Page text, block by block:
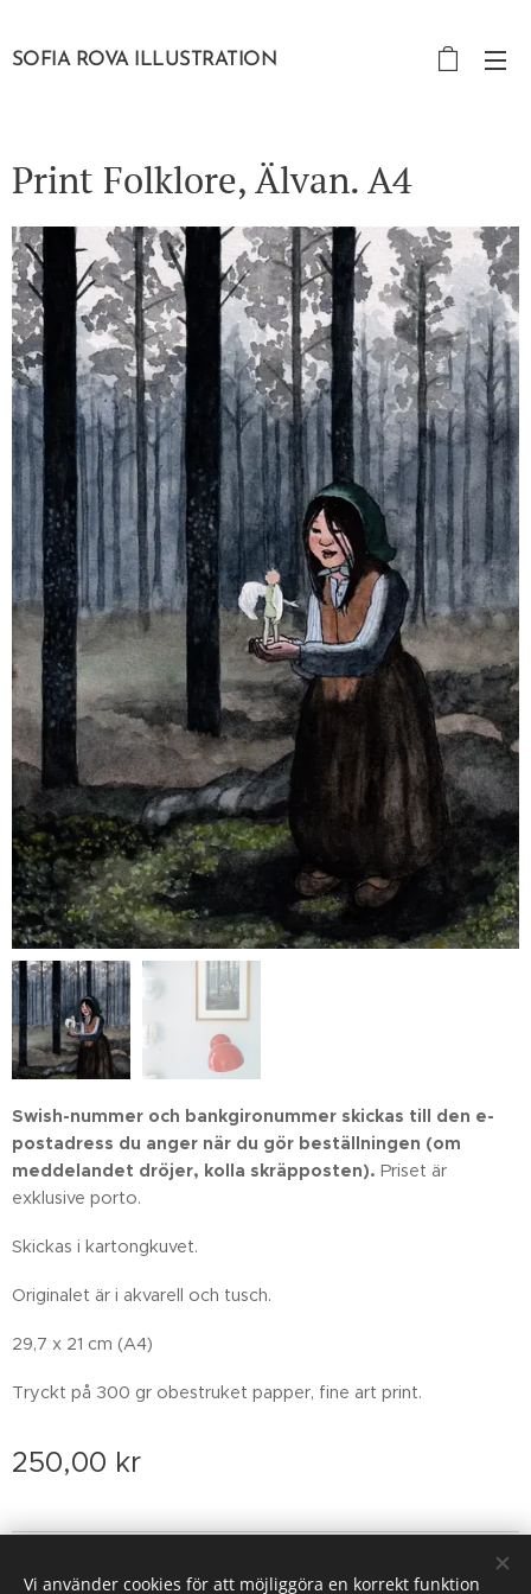
SOFIA ROVA ILLUSTRATION
Print Folklore, Älvan. A4
Swish-nummer och bankgironummer skickas till den e-
postadress du anger när du gör beställningen (om
meddelandet dröjer, kolla skräpposten). Priset är
exklusive porto.
Skickas i kartongkuvet.
Originalet är i akvarell och tusch.
29,7 x 21 cm (A4)
Tryckt på 300 gr obestruket papper, fine art print.
250,00 kr
Vi använder cookies för att möjliggöra en korrekt funktion